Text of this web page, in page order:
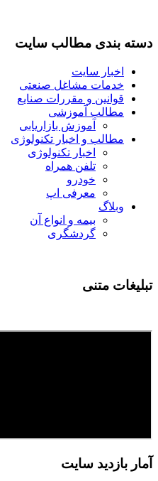
دسته بندی مطالب سایت
اخبار سایت
خدمات مشاغل صنعتی
قوانین و مقررات صنایع
مطالب آموزشی
آموزش بازاریابی
مطالب و اخبار تکنولوژی
اخبار تکنولوژی
تلفن همراه
خودرو
معرفی اپ
وبلاگ
بیمه و انواع آن
گردشگری
تبلیغات متنی
آمار بازدید سایت